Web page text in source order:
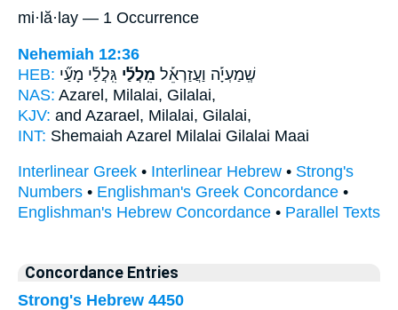
mi·lă·lay — 1 Occurrence
Nehemiah 12:36
HEB:
שְֽׁמַעְיָ֡ה וַעֲזַרְאֵ֡ל מִֽלֲלַ֡י גִּֽלֲלַ֡י מָעַ֞י
NAS: Azarel, Milalai, Gilalai,
KJV: and Azarael, Milalai, Gilalai,
INT: Shemaiah Azarel Milalai Gilalai Maai
Interlinear Greek • Interlinear Hebrew • Strong's
Numbers • Englishman's Greek Concordance •
Englishman's Hebrew Concordance • Parallel Texts
Concordance Entries
Strong's Hebrew 4450